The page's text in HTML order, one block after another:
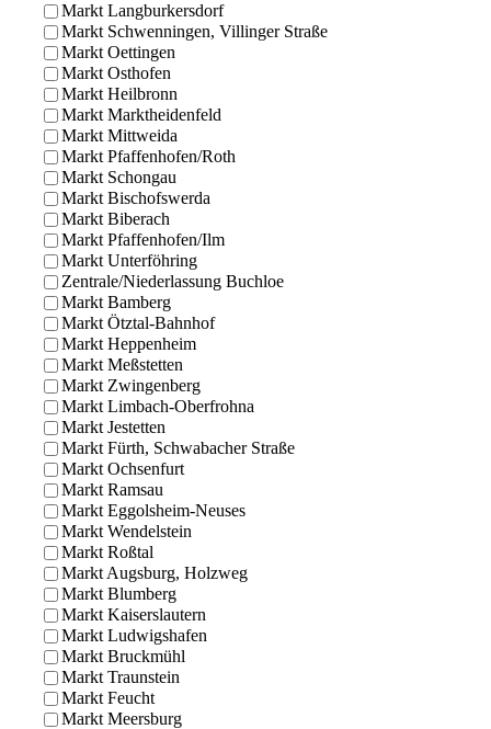
Markt Langburkersdorf
Markt Schwenningen, Villinger Straße
Markt Oettingen
Markt Osthofen
Markt Heilbronn
Markt Marktheidenfeld
Markt Mittweida
Markt Pfaffenhofen/Roth
Markt Schongau
Markt Bischofswerda
Markt Biberach
Markt Pfaffenhofen/Ilm
Markt Unterföhring
Zentrale/Niederlassung Buchloe
Markt Bamberg
Markt Ötztal-Bahnhof
Markt Heppenheim
Markt Meßstetten
Markt Zwingenberg
Markt Limbach-Oberfrohna
Markt Jestetten
Markt Fürth, Schwabacher Straße
Markt Ochsenfurt
Markt Ramsau
Markt Eggolsheim-Neuses
Markt Wendelstein
Markt Roßtal
Markt Augsburg, Holzweg
Markt Blumberg
Markt Kaiserslautern
Markt Ludwigshafen
Markt Bruckmühl
Markt Traunstein
Markt Feucht
Markt Meersburg